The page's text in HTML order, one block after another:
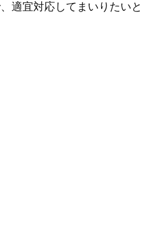
適宜対応してまいりたい